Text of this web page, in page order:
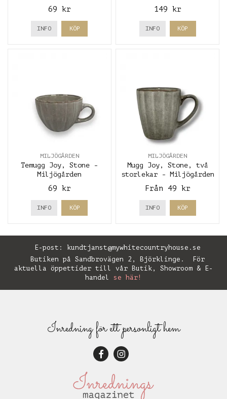
69 kr
INFO KÖP
149 kr
INFO KÖP
MILJÖGÅRDEN
Temugg Joy, Stone -
Miljögården
69 kr
INFO KÖP
MILJÖGÅRDEN
Mugg Joy, Stone, två
storlekar - Miljögården
Från 49 kr
INFO KÖP
E-post: kundtjanst@mywhitecountryhouse.se
Butiken på Sandbrovägen 2, Björklinge. För
aktuella öppettider till vår Butik, Showroom & E-
handel se här!
Inredning för ett personligt hem